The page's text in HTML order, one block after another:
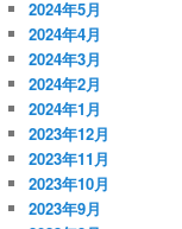
2024年5月
2024年4月
2024年3月
2024年2月
2024年1月
2023年12月
2023年11月
2023年10月
2023年9月